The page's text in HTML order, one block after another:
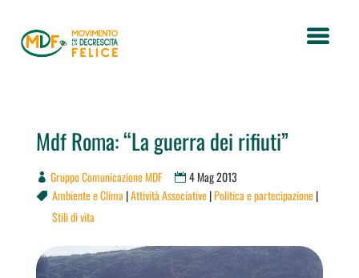
Mdf Roma: “La guerra dei rifiuti”
Gruppo Comunicazione MDF 4 Mag 2013
 Ambiente e Clima |Attività Associative|Politica e partecipazione|
Stili di vita